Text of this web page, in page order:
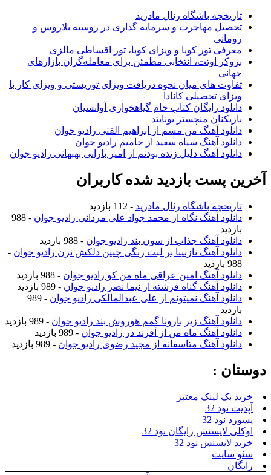
تاریخچه باشگاه رئال مادرید
تحصیل مهاجرت و سرمایه گذاری در روسیه بلاروس و
رومانی
معرفی تور کوبا و ویزای کوبا، تور اقساطی مالزی
بروکر اوتت، انتخابی مطمئن برای معامله‌گران بازارهای
جهانی
تفاوت های میان نحوه دریافت ویزای توریستی و ویزای کار با
ویزای تحصیلی کانادا
دانلود رایگان کتاب خام گیاهخواری آوانسیان
بازیکنان منچستر یونایتد
دانلود آهنگ من مسم از ابراهیم الفتی رادیو جوان
دانلود آهنگ سیاه سفید از حامیم رادیو جوان
دانلود آهنگ دلیل زنده بودنم از امیر بارانی بهبهانی رادیو جوان
آخرین پست بازدید شده کاربران
تاریخچه باشگاه رئال مادرید - 112 بازدید
دانلود آهنگ نگاه از محمد جواد علی مردانی رادیو جوان
- 988
بازدید
دانلود آهنگ جذاب از سون بند رادیو جوان - 988 بازدید
دانلود آهنگ نازنینا بر لبت رنگی چنین دلکش نزن رادیو جوان -
988 بازدید
دانلود آهنگ امین عراقی ماه من کو رادیو جوان - 988 بازدید
دانلود آهنگ گناه فرشته از نیما نصر رادیو جوان - 989 بازدید
دانلود آهنگ نمیتونم از علی عبدالمالکی رادیو جوان
- 989
بازدید
دانلود آهنگ زیر بارونا گمم هوروش بند رادیو جوان - 989 بازدید
دانلود آهنگ ماه من از آفرند در رادیو جوان - 989 بازدید
دانلود آهنگ متاسفانه از مجید رضوی رادیو جوان - 989 بازدید
دوستان :
خرید بک لینک معتبر
آپدیت نود 32
پسورد نود 32
اوکلی لایسنس رایگان نود 32
خرید لایسنس نود 32
سئو سایت
رایگان